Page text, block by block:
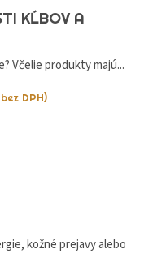
KĹBOV A
Včelie produkty majú...
bez DPH)
kožné prejavy alebo